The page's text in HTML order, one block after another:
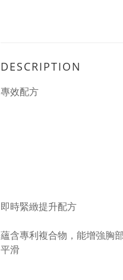
DESCRIPTION
專效配方
即時緊緻提升配方
蘊含專利複合物，能增強胸
平滑